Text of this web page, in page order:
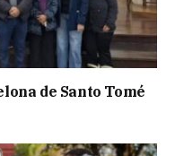
de Santo Tomé